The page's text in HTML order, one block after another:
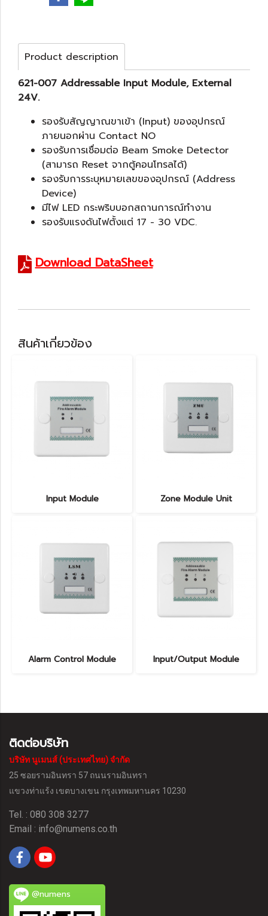
Product description
621-007 Addressable Input Module, External
24V.
รองรับสัญญาณขาเข้า (Input) ของอุปกรณ์
ภายนอกผ่าน Contact NO
รองรับการเชื่อมต่อ Beam Smoke Detector
(สามารถ Reset จากตู้คอนโทรลได้)
รองรับการระบุหมายเลขของอุปกรณ์ (Address
Device)
มีไฟ LED กระพริบบอกสถานการณ์ทำงาน
รองรับแรงดันไฟตั้งแต่ 17 - 30 VDC.
Download DataSheet
สินค้าเกี่ยวข้อง
Input Module Zone Module Unit
Alarm Control Module Input/Output Module
ติดต่อบริษัท
บริษัท นูเมนส์ (ประเทศไทย) จำกัด
25 ซอยรามอินทรา 57 ถนนรามอินทรา
แขวงท่าแร้ง เขตบางเขน กรุงเทพมหานคร 10230
Tel. : 080 308 3277
Email : info@numens.co.th
@numens